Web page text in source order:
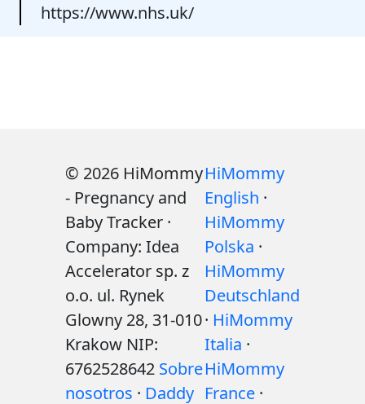
https://www.nhs.uk/
© 2026 HiMommy
- Pregnancy and
Baby Tracker ·
Company: Idea
Accelerator sp. z
o.o. ul. Rynek
Glowny 28, 31-010
Krakow NIP:
6762528642 Sobre
nosotros · Daddy
HiMommy
English ·
HiMommy
Polska ·
HiMommy
Deutschland
· HiMommy
Italia ·
HiMommy
France ·